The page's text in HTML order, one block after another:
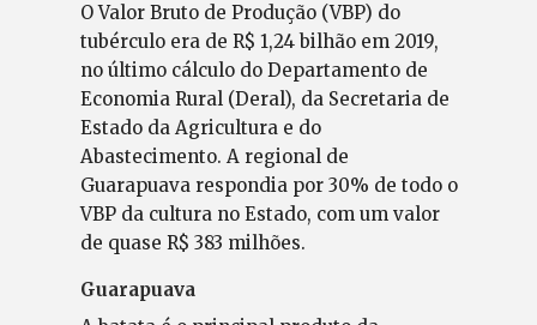
O Valor Bruto de Produção (VBP) do
tubérculo era de R$ 1,24 bilhão em 2019,
no último cálculo do Departamento de
Economia Rural (Deral), da Secretaria de
Estado da Agricultura e do
Abastecimento. A regional de
Guarapuava respondia por 30% de todo o
VBP da cultura no Estado, com um valor
de quase R$ 383 milhões.
Guarapuava